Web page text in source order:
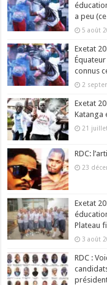
a peu
5 août
Exetat
connus
2
Exetat
Katanga
21
RDC:
23
Exetat
Plateau
3 août
RDC :